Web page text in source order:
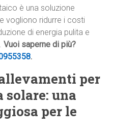
è una soluzione
vogliono ridurre i costi
di energia pulita e
Vuoi saperne di più?
.
per
una
per le